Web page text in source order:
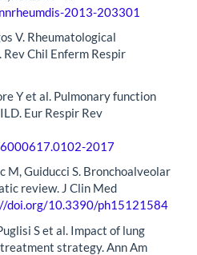
2013-203301
V. Rheumatological
Chil Enferm Respir
Y et al. Pulmonary function
Eur Respir Rev
2017
Guiducci S. Bronchoalveolar
review. J Clin Med
doi.org/10.3390/ph15121584
S et al. Impact of lung
strategy. Ann Am